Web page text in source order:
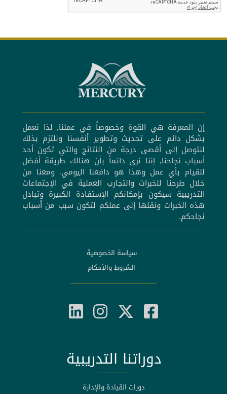
إن المعرفة هي القوة وخصوصاً في عملنا, لذا نعمل
بشكل دائم على تحديث وتطوير أنفسنا ونلتزم بذلك
لنتوصل إلى أقصى درجة من النتائج والتي تكون أحد
أسباب نجاحنا, إننا نرى دائماً بأن هنالك طريقة أفضل
للقيام بأي عمل وهذا هو دافعنا اليومي. ومعنا من
خلال طرحنا للخبرات والتجارب العملية في الإجتماعات
التدريبية سيكون بإمكانكم الإستفادة الكبيرة وتبادل
هذه الخبرات ونقلها إلى عملكم لتكون سبب من أسباب
نجاحكم.
سياسة الخصوصية
الشروط والأحكام
دوراتنا التدريبية
دورات القيادة والإدارة